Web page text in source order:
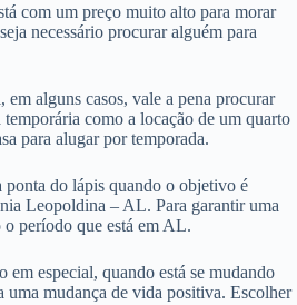
com um preço muito alto para morar
necessário procurar alguém para
em alguns casos, vale a pena procurar
como a locação de um quarto
para alugar por temporada.
ponta do lápis quando o objetivo é
Leopoldina – AL. Para garantir uma
período que está em AL.
em especial, quando está se mudando
uma mudança de vida positiva. Escolher